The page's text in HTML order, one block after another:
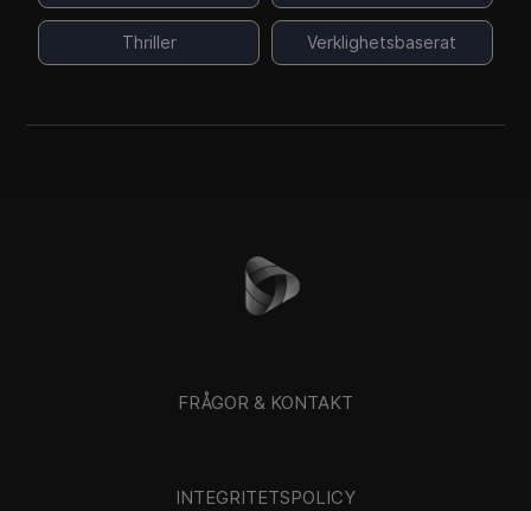
Thriller Verklighetsbaserat
FRÅGOR & KONTAKT
INTEGRITETSPOLICY